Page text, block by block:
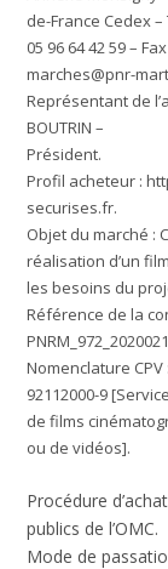
de-France Cedex –
05 96 64 42 59 –
marches@pnr-
Représentant de
BOUTRIN –
Président.
Profil acheteur :
securises.fr.
Objet du marché :
réalisation d’un
les besoins du
Référence de la
Nomenclature CPV :
92112000-9
de films
ou de vidéos].
Procédure
publics de l’OMC.
Mode de